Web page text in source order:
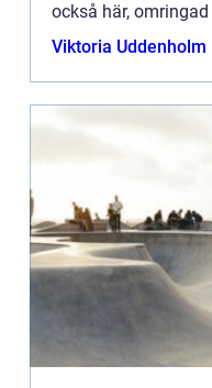
också här,
gnistr...
Viktoria Uddenholm